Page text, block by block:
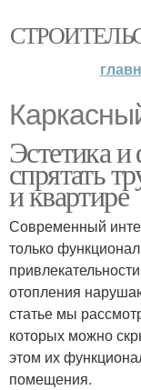
Эстетика
спрятать
и квартире
Современный
только
отопления
статье мы
которых можно
этом их
помещения.